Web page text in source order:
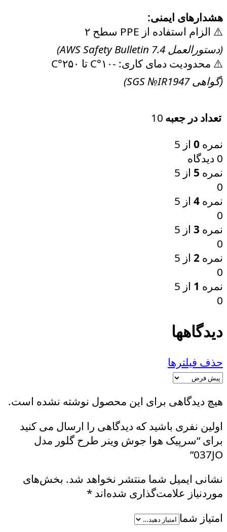
هشدارهای ایمنی:
⚠️ الزام استفاده از PPE سطح ۲
(دستورالعمل AWS Safety Bulletin 7.4)
⚠️ محدودیت دمای کاری: -۱۰°C تا ۲۵۰°C
(گواهی SGS №IR1947)
تعداد در جعبه 10
نمره 0 از 5
0 دیدگاه
نمره 5 از 5
0
نمره 4 از 5
0
نمره 3 از 5
0
نمره 2 از 5
0
نمره 1 از 5
0
دیدگاهها
حذف فیلترها
هیچ دیدگاهی برای این محصول نوشته نشده است.
اولین نفری باشید که دیدگاهی را ارسال می کنید
برای “سرپیک هوا جوش وینر طرح گلور مدل
037JO”
نشانی ایمیل شما منتشر نخواهد شد. بخش‌های
موردنیاز علامت‌گذاری شده‌اند *
امتیاز شما